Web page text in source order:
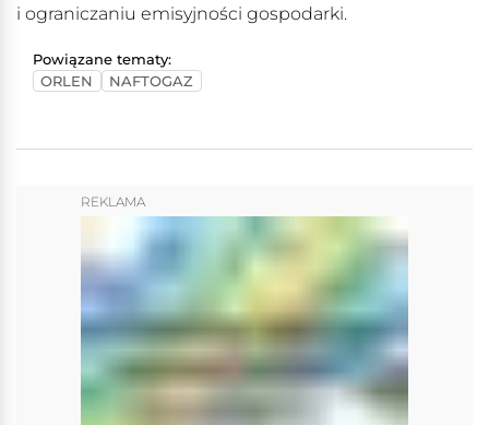
i ograniczaniu emisyjności gospodarki.
Powiązane tematy:
ORLEN
NAFTOGAZ
REKLAMA